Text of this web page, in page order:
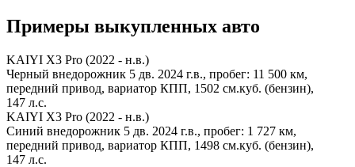
Примеры выкупленных авто
KAIYI X3 Pro (2022 - н.в.)
Черный внедорожник 5 дв. 2024 г.в., пробег: 11 500 км,
передний привод, вариатор КПП, 1502 см.куб. (бензин),
147 л.с.
KAIYI X3 Pro (2022 - н.в.)
Синий внедорожник 5 дв. 2024 г.в., пробег: 1 727 км,
передний привод, вариатор КПП, 1498 см.куб. (бензин),
147 л.с.